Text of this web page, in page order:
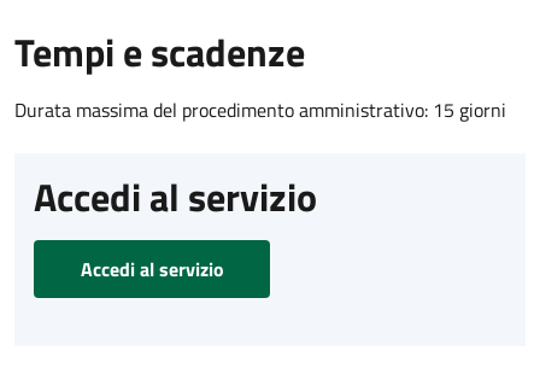
Tempi e scadenze
Durata massima del procedimento amministrativo: 15 giorni
Accedi al servizio
Accedi al servizio